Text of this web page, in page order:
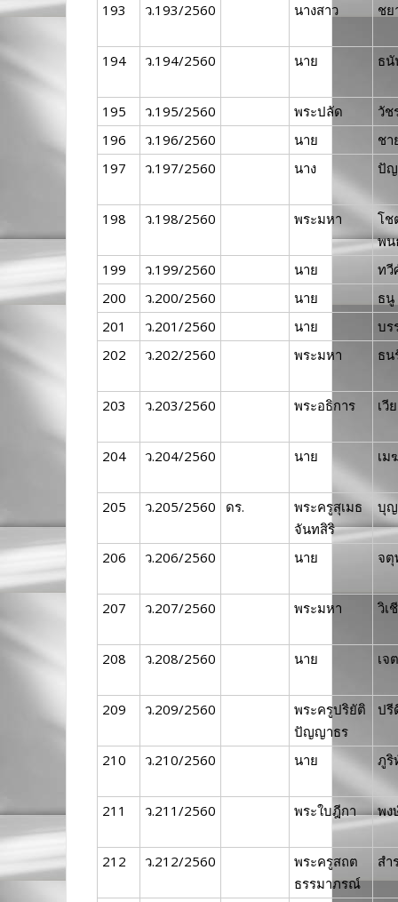
193 ว.193/2560 นางสาว ช
194 ว.194/2560 นาย ธ
195 ว.195/2560 พระปลัด
วัช
196
ว.196/2560 นาย
ช
197
ว.197/2560 นาง ปั
198 ว.198/2560 พระมหา
โช
พน
199
ว.199/2560 นาย
ทวี
200
ว.200/2560 นาย
ธนู
201
ว.201/2560 นาย
บร
202
ว.202/2560 พระมหา ธน
203 ว.203/2560 พระอธิการ เวี
204 ว.204/2560 นาย เม
205 ว.205/2560 ดร.
พระครูสุเมธ
จันทสิริ
บุ
206 ว.206/2560 นาย จตุ
207 ว.207/2560 พระมหา วิเ
208 ว.208/2560 นาย เจ
209 ว.209/2560
พระครูปริยัติ
ปัญญาธร
ปรี
210 ว.210/2560 นาย ภูริ
211 ว.211/2560 พระใบฎีกา พง
212 ว.212/2560
พระครูสถต
ธรรมาภรณ์
สำ